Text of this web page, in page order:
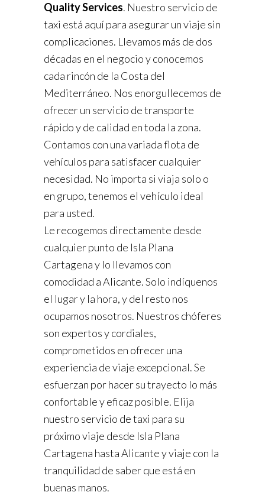
Quality Services. Nuestro servicio de
taxi está aquí para asegurar un viaje sin
complicaciones. Llevamos más de dos
décadas en el negocio y conocemos
cada rincón de la Costa del
Mediterráneo. Nos enorgullecemos de
ofrecer un servicio de transporte
rápido y de calidad en toda la zona.
Contamos con una variada flota de
vehículos para satisfacer cualquier
necesidad. No importa si viaja solo o
en grupo, tenemos el vehículo ideal
para usted.
Le recogemos directamente desde
cualquier punto de Isla Plana
Cartagena y lo llevamos con
comodidad a Alicante. Solo indíquenos
el lugar y la hora, y del resto nos
ocupamos nosotros. Nuestros chóferes
son expertos y cordiales,
comprometidos en ofrecer una
experiencia de viaje excepcional. Se
esfuerzan por hacer su trayecto lo más
confortable y eficaz posible. Elija
nuestro servicio de taxi para su
próximo viaje desde Isla Plana
Cartagena hasta Alicante y viaje con la
tranquilidad de saber que está en
buenas manos.